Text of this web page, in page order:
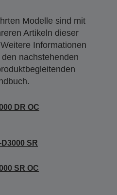
Modelle sind mit
Artikeln dieser
Informationen
nachstehenden
DR OC
SR
SR OC